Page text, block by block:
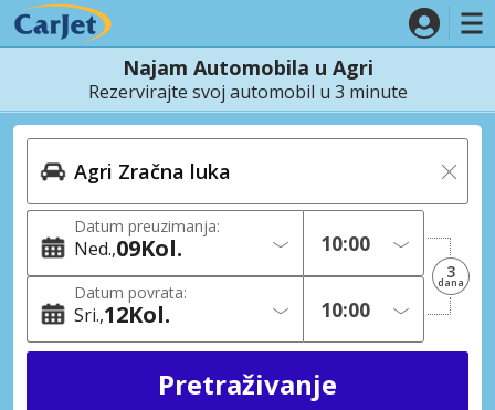
Najam Automobila u Agri
Rezervirajte svoj automobil u 3 minute
Datum preuzimanja:
Ned. 09Kol.
Datum povrata:
Sri. 12Kol.
3
dana